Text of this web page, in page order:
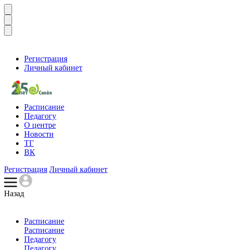
Регистрация
Личный кабинет
Расписание
Педагогу
О центре
Новости
ТГ
ВК
Регистрация Личный кабинет
Назад
Расписание
Расписание
Педагогу
Педагогу